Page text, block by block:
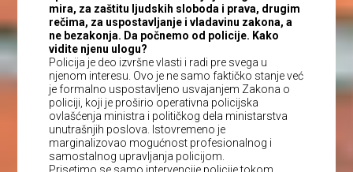
mira, za zaštitu ljudskih sloboda i prava, drugim
rečima, za uspostavljanje i vladavinu zakona, a
ne bezakonja. Da počnemo od policije. Kako
vidite njenu ulogu?
Policija je deo izvršne vlasti i radi pre svega u
njenom interesu. Ovo je ne samo faktičko stanje već
je formalno uspostavljeno usvajanjem Zakona o
policiji, koji je proširio operativna policijska
ovlašćenja ministra i političkog dela ministarstva
unutrašnjih poslova. Istovremeno je
marginalizovao mogućnost profesionalnog i
samostalnog upravljanja policijom.
Prisetimo se samo intervencije policije tokom